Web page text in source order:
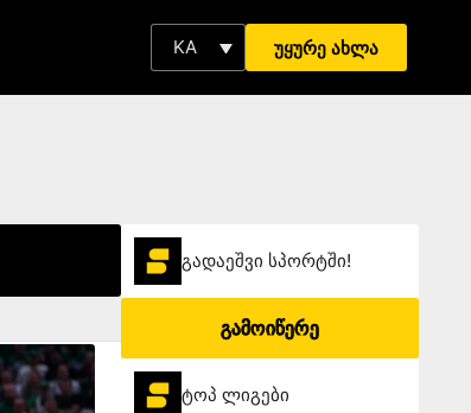
KA უყურე ახლა
გადაეშვი სპორტში!
გამოიწერე
ტოპ ლიგები